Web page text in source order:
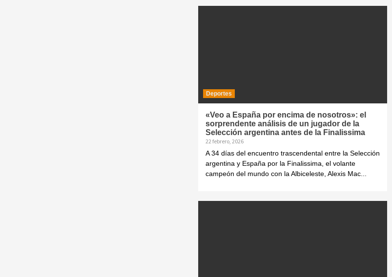
Deportes
«Veo a España por encima de nosotros»: el
sorprendente análisis de un jugador de la
Selección argentina antes de la Finalissima
22 febrero, 2026
A 34 días del encuentro trascendental entre la Selección
argentina y España por la Finalissima, el volante
campeón del mundo con la Albiceleste, Alexis Mac...